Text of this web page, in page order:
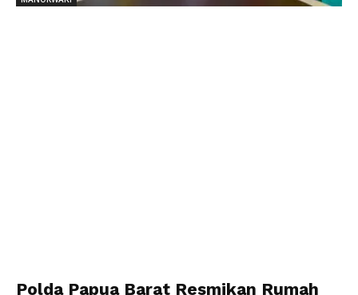
Polda Papua Barat Resmikan Rumah